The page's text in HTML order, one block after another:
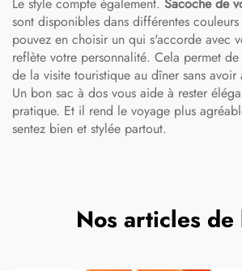
sont disponibles dans différentes
pouvez en choisir un qui s'accorde avec
reflète votre personnalité. Cela permet
de la visite touristique au dîner sans
Un bon sac à dos vous aide à rester
pratique. Et il rend le voyage plus
sentez bien et stylée partout.
Nos articles